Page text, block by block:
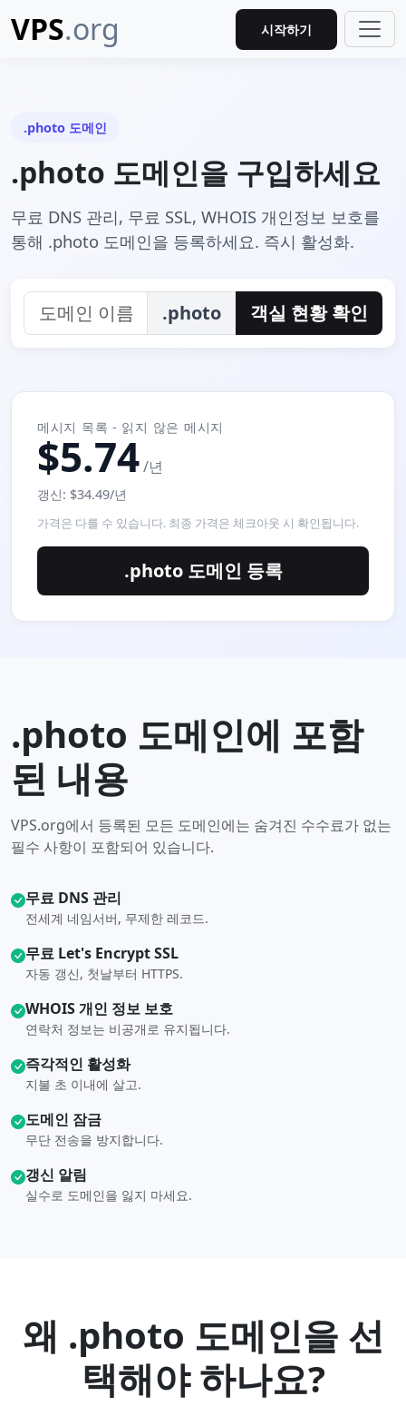
VPS.org 시작하기
.photo 도메인
.photo 도메인을 구입하세요
무료 DNS 관리, 무료 SSL, WHOIS 개인정보 보호를
통해 .photo 도메인을 등록하세요. 즉시 활성화.
.photo 객실 현황 확인
메시지 목록 - 읽지 않은 메시지
$5.74/년
갱신: $34.49/년
가격은 다를 수 있습니다. 최종 가격은 체크아웃 시 확인됩니다.
.photo 도메인 등록
.photo 도메인에 포함
된 내용
VPS.org에서 등록된 모든 도메인에는 숨겨진 수수료가 없는
필수 사항이 포함되어 있습니다.
무료 DNS 관리
전세계 네임서버, 무제한 레코드.
무료 Let's Encrypt SSL
자동 갱신, 첫날부터 HTTPS.
WHOIS 개인 정보 보호
연락처 정보는 비공개로 유지됩니다.
즉각적인 활성화
지불 초 이내에 살고.
도메인 잠금
무단 전송을 방지합니다.
갱신 알림
실수로 도메인을 잃지 마세요.
왜 .photo 도메인을 선
택해야 하나요?